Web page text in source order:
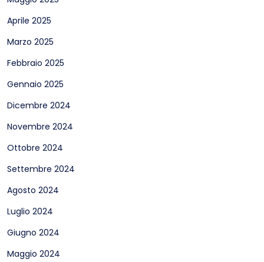
Aprile 2025
Marzo 2025
Febbraio 2025
Gennaio 2025
Dicembre 2024
Novembre 2024
Ottobre 2024
Settembre 2024
Agosto 2024
Luglio 2024
Giugno 2024
Maggio 2024